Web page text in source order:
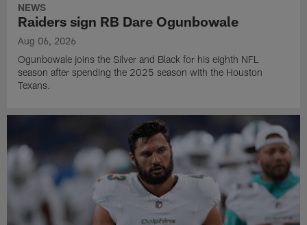
NEWS
Raiders sign RB Dare Ogunbowale
Aug 06, 2026
Ogunbowale joins the Silver and Black for his eighth NFL
season after spending the 2025 season with the Houston
Texans.